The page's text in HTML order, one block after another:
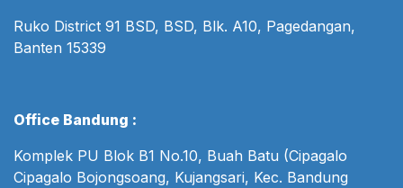
Ruko District 91 BSD, BSD, Blk. A10, Pagedangan,
Banten 15339
Office Bandung :
Komplek PU Blok B1 No.10, Buah Batu (Cipagalo
Cipagalo Bojongsoang, Kujangsari, Kec. Bandung